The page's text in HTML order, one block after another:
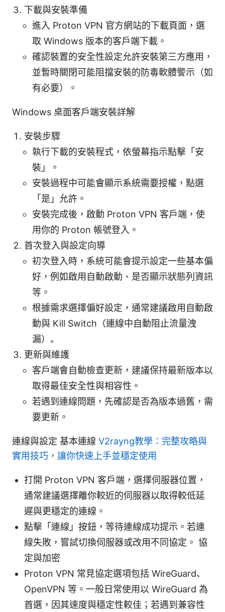
下載與安裝準備
進入 Proton VPN 官方網站的下載頁面，選
取 Windows 版本的客戶端下載。
確認裝置的安全性設定允許安裝第三方應用，
並暫時關閉可能阻擋安裝的防毒軟體警示（如
有必要）。
Windows 桌面客戶端安裝詳解
安裝步驟
執行下載的安裝程式，依螢幕指示點擊「安
裝」。
安裝過程中可能會顯示系統需要授權，點選
「是」允許。
安裝完成後，啟動 Proton VPN 客戶端，使
用你的 Proton 帳號登入。
首次登入與設定向導
初次登入時，系統可能會提示設定一些基本偏
好，例如啟用自動啟動、是否顯示狀態列資訊
等。
根據需求選擇偏好設定，通常建議啟用自動啟
動與 Kill Switch（連線中自動阻止流量洩
漏）。
更新與維護
客戶端會自動檢查更新，建議保持最新版本以
取得最佳安全性與相容性。
若遇到連線問題，先確認是否為版本過舊，需
要更新。
連線與設定 基本連線 V2rayng教學：完整攻略與
實用技巧，讓你快速上手並穩定使用
打開 Proton VPN 客戶端，選擇伺服器位置，
通常建議選擇離你較近的伺服器以取得較低延
遲與更穩定的連線。
點擊「連線」按鈕，等待連線成功提示。若連
線失敗，嘗試切換伺服器或改用不同協定。 協
定與加密
Proton VPN 常見協定選項包括 WireGuard、
OpenVPN 等。一般日常使用以 WireGuard 為
首選，因其速度與穩定性較佳；若遇到兼容性